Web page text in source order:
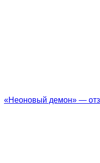
«Неоновый демон» —